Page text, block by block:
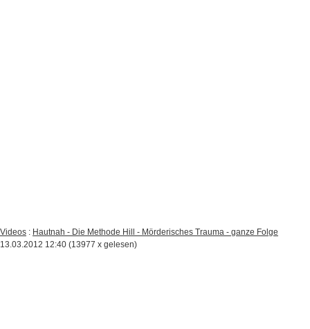
Videos : Hautnah - Die Methode Hill - Mörderisches Trauma - ganze Folge
13.03.2012 12:40 (13977 x gelesen)